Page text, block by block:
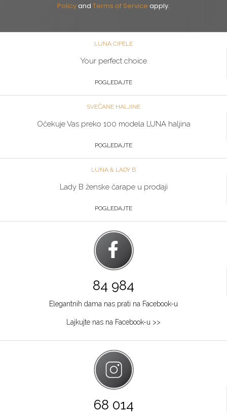
Policyand Terms of Service apply.
LUNA CIPELE
Your perfect choice
POGLEDAJTE
SVEČANE HALJINE
Očekuje Vas preko 100 modela LUNA haljina
POGLEDAJTE
LUNA & LADY B
Lady B ženske čarape u prodaji
POGLEDAJTE
84 984
Elegantnih dama nas prati na Facebook-u
Lajkujte nas na Facebook-u >>
68 014